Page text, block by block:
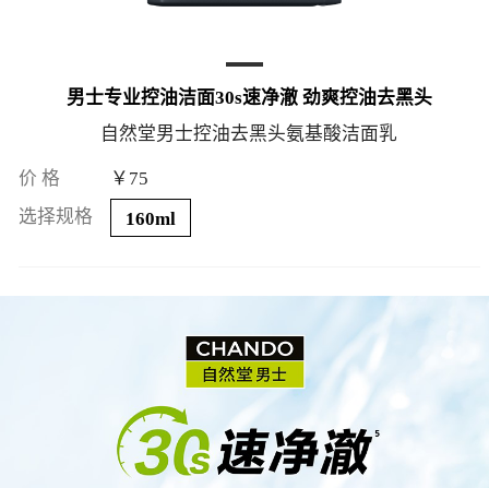
男士专业控油洁面30s速净澈 劲爽控油去黑头
自然堂男士控油去黑头氨基酸洁面乳
价 格
￥75
选择规格
160ml